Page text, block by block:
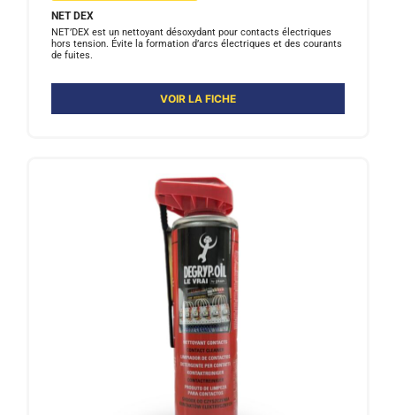
NET DEX
NET’DEX est un nettoyant désoxydant pour contacts électriques
hors tension. Évite la formation d’arcs électriques et des courants
de fuites.
VOIR LA FICHE